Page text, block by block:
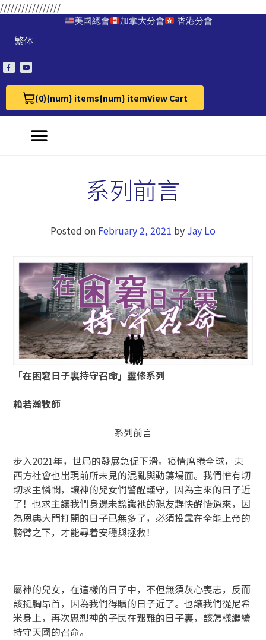
/////////////////
美國總會 加拿大分會 香港分會
繁体
(0)
View Cart 0{num} items{num} itemView Cart
系列前言
Posted on February 2, 2021 by Jay Lo
「在困窘日子裏持守召命」靈修系列
賴若瀚牧師
系列前言
步入2021年，世局的發展急促下滑。疫情席捲全球，東
西方社會也出現前所未見的混亂與動蕩場面。我們惟有切
切求主憐憫，讓神的兒女們警醒謹守，因為主來的日子近
了！也求主讓我們身邊未認識祂的親友趕快醒悟過來，因
為恩典大門打開的日子已無多了，必須投靠在全能上帝的
膀臂之下，才能尋着安穩與拯救！
屬神的兒女，在這樣的日子中，不但無須灰心喪志，反而
該挺胸昂首，因為我們得贖的日子近了。也讓我們從尼希
米身上，再次思想神的子民在艱難的日子裏，該怎樣繼續
持守天國的召命。